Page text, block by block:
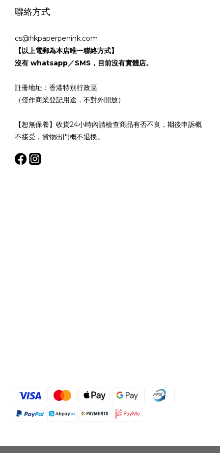
聯絡方式
cs@hkpaperpenink.com
【以上電郵為本店唯一聯絡方式】
沒有 whatsapp／SMS，目前沒有實體店。
註冊地址：香港特別行政區
（僅作商業登記用途，不對外開放）
【恕無保養】收貨24小時內請檢查商品有否不良，期後申訴概
不接受，貨物出門概不退換。